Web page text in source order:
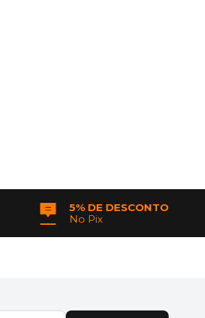
5% DE DESCONTO
No Pix